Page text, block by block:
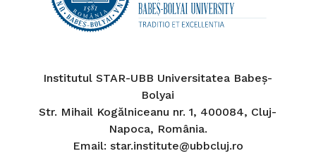
Institutul STAR-UBB Universitatea Babeș-
Bolyai
Str. Mihail Kogălniceanu nr. 1, 400084, Cluj-
Napoca, România.
Email: star.institute@ubbcluj.ro